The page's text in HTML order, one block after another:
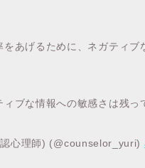
あげるために、ネガティブ
ブな情報への敏感さは残っ
心理師) (@counselor_yuri)